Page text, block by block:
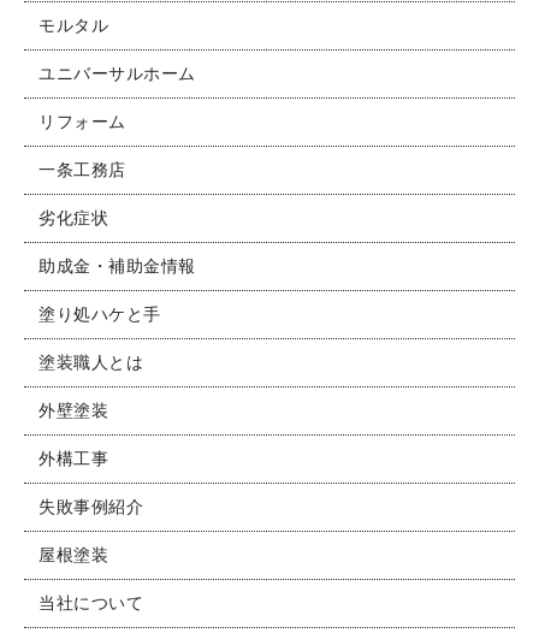
モルタル
ユニバーサルホーム
リフォーム
一条工務店
劣化症状
助成金・補助金情報
塗り処ハケと手
塗装職人とは
外壁塗装
外構工事
失敗事例紹介
屋根塗装
当社について